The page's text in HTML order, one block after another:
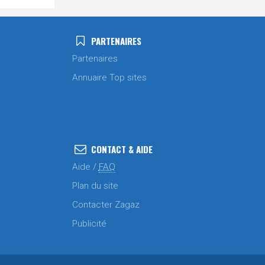
PARTENAIRES
Partenaires
Annuaire Top sites
CONTACT & AIDE
Aide / FAQ
Plan du site
Contacter Zagaz
Publicité